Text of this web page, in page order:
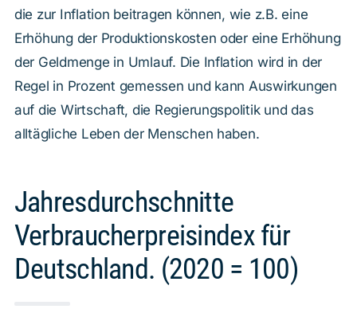
die zur Inflation beitragen können, wie z.B. eine
Erhöhung der Produktionskosten oder eine Erhöhung
der Geldmenge in Umlauf. Die Inflation wird in der
Regel in Prozent gemessen und kann Auswirkungen
auf die Wirtschaft, die Regierungspolitik und das
alltägliche Leben der Menschen haben.
Jahresdurchschnitte
Verbraucherpreisindex für
Deutschland. (2020 = 100)